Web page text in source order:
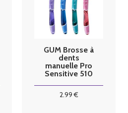
GUM Brosse à
dents
manuelle Pro
Sensitive 510
2.99€